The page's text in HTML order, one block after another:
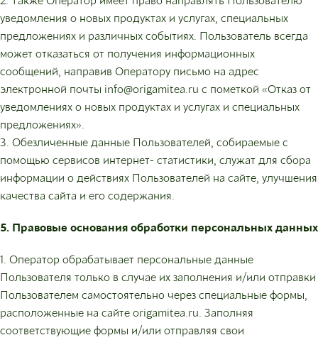
уведомления о новых продуктах и услугах, специальных
предложениях и различных событиях. Пользователь всегда
может отказаться от получения информационных
сообщений, направив Оператору письмо на адрес
электронной почты info@origamitea.ru с пометкой «Отказ от
уведомлениях о новых продуктах и услугах и специальных
предложениях».
3. Обезличенные данные Пользователей, собираемые с
помощью сервисов интернет- статистики, служат для сбора
информации о действиях Пользователей на сайте, улучшения
качества сайта и его содержания.
5. Правовые основания обработки персональных данных
1. Оператор обрабатывает персональные данные
Пользователя только в случае их заполнения и/или отправки
Пользователем самостоятельно через специальные формы,
расположенные на сайте origamitea.ru. Заполняя
соответствующие формы и/или отправляя свои